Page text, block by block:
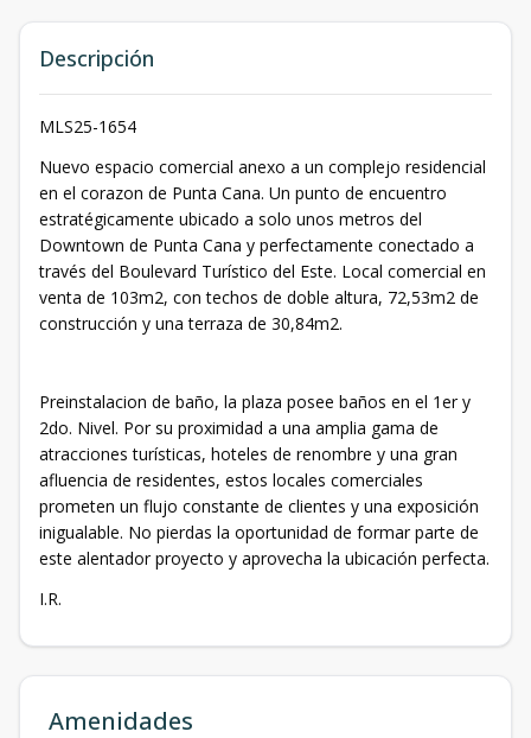
Descripción
MLS25-1654
Nuevo espacio comercial anexo a un complejo residencial
en el corazon de Punta Cana. Un punto de encuentro
estratégicamente ubicado a solo unos metros del
Downtown de Punta Cana y perfectamente conectado a
través del Boulevard Turístico del Este. Local comercial en
venta de 103m2, con techos de doble altura, 72,53m2 de
construcción y una terraza de 30,84m2.
Preinstalacion de baño, la plaza posee baños en el 1er y
2do. Nivel. Por su proximidad a una amplia gama de
atracciones turísticas, hoteles de renombre y una gran
afluencia de residentes, estos locales comerciales
prometen un flujo constante de clientes y una exposición
inigualable. No pierdas la oportunidad de formar parte de
este alentador proyecto y aprovecha la ubicación perfecta.
I.R.
Amenidades